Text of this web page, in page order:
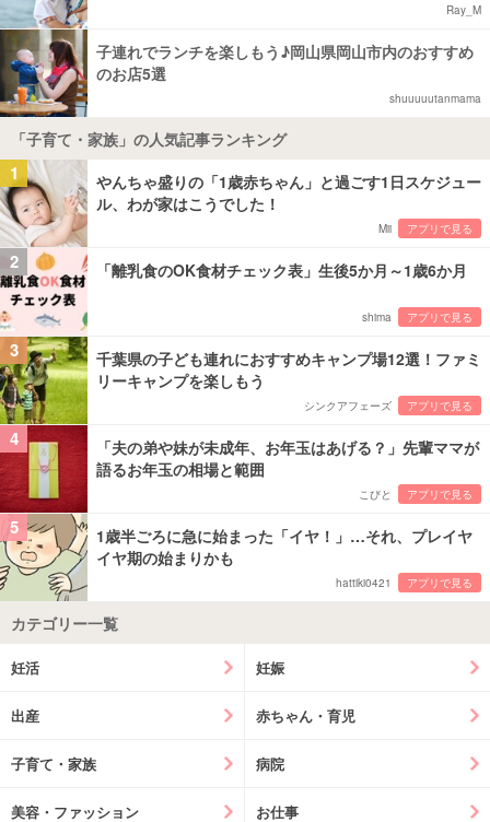
Ray_M
子連れでランチを楽しもう♪岡山県岡山市内のおすすめ
のお店5選
shuuuuutanmama
「子育て・家族」の人気記事ランキング
1
やんちゃ盛りの「1歳赤ちゃん」と過ごす1日スケジュー
ル、わが家はこうでした！
Mii アプリで見る
2 「離乳食のOK食材チェック表」生後5か月～1歳6か月
shima アプリで見る
3
千葉県の子ども連れにおすすめキャンプ場12選！ファミ
リーキャンプを楽しもう
シンクアフェーズ アプリで見る
4
「夫の弟や妹が未成年、お年玉はあげる？」先輩ママが
語るお年玉の相場と範囲
こびと アプリで見る
5
1歳半ごろに急に始まった「イヤ！」…それ、プレイヤ
イヤ期の始まりかも
hattiki0421 アプリで見る
カテゴリー一覧
妊活 妊娠
出産 赤ちゃん・育児
子育て・家族 病院
美容・ファッション お仕事